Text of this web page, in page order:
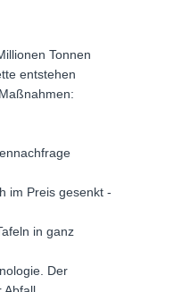
Tonnen
entstehen
im Preis gesenkt -
in ganz
Der